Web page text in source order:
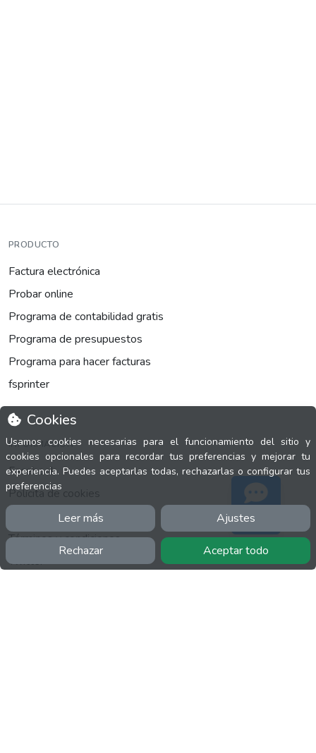
Cookies
Usamos cookies necesarias para el funcionamiento del sitio y
cookies opcionales para recordar tus preferencias y mejorar tu
experiencia. Puedes aceptarlas todas, rechazarlas o configurar tus
preferencias
Leer más Ajustes
Rechazar Aceptar todo
PRODUCTO
Factura electrónica
Probar online
Programa de contabilidad gratis
Programa de presupuestos
Programa para hacer facturas
fsprinter
INFORMACIÓN
Facebook
Polícita de cookies
Política de privacidad
Términos y condiciones
Twitter
Soporte